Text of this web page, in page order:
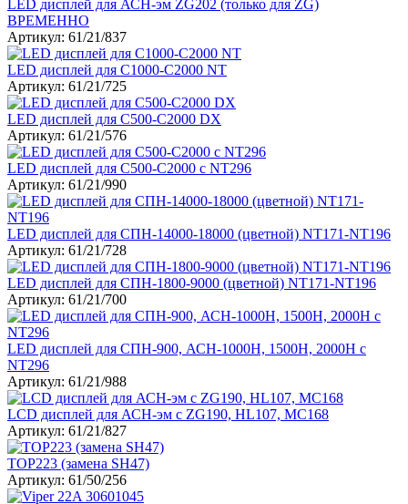
LED дисплей для АСН-эм ZG202 (только для ZG)
ВРЕМЕННО
Артикул: 61/21/837
LED дисплей для С1000-С2000 NT
Артикул: 61/21/725
LED дисплей для С500-С2000 DX
Артикул: 61/21/576
LED дисплей для С500-С2000 с NT296
Артикул: 61/21/990
LED дисплей для СПН-14000-18000 (цветной) NT171-NT196
Артикул: 61/21/728
LED дисплей для СПН-1800-9000 (цветной) NT171-NT196
Артикул: 61/21/700
LED дисплей для СПН-900, АСН-1000Н, 1500Н, 2000Н с
NT296
Артикул: 61/21/988
LСD дисплей для АСН-эм c ZG190, HL107, MC168
Артикул: 61/21/827
TOP223 (замена SH47)
Артикул: 61/50/256